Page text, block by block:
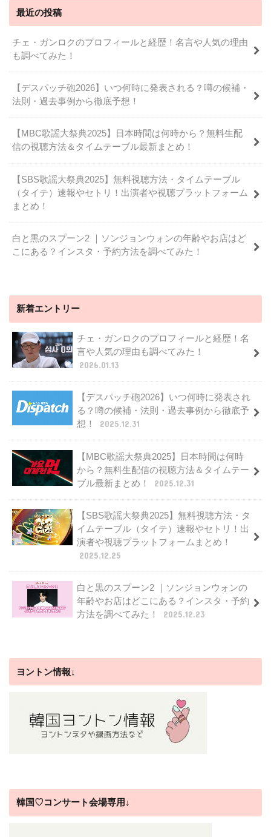
最近の投稿
チェ・ガンロクのプロフィールと経歴！名言や人気の理由
も調べてみた！
【デスパッチ砲2026】いつ何時に発表される？噂の候補・
法則・過去事例から徹底予想！
【MBC歌謡大祭典2025】日本時間は何時から？無料生配
信の視聴方法＆タイムテーブル最新まとめ！
【SBS歌謡大祭典2025】無料視聴方法・タイムテーブル
（タイテ）速報やセトリ！出演者や視聴プラットフォーム
まとめ！
白と黒のスプーン2 ｜ソンジョンウォンの年齢やお店はど
こにある？インスタ・予約方法を調べてみた！
新着エントリー
チェ・ガンロクのプロフィールと経歴！名
言や人気の理由も調べてみた！
2026.01.13
【デスパッチ砲2026】いつ何時に発表され
る？噂の候補・法則・過去事例から徹底予
想！
2025.12.31
【MBC歌謡大祭典2025】日本時間は何時
から？無料生配信の視聴方法＆タイムテー
ブル最新まとめ！
2025.12.31
【SBS歌謡大祭典2025】無料視聴方法・タ
イムテーブル（タイテ）速報やセトリ！出
演者や視聴プラットフォームまとめ！
2025.12.25
白と黒のスプーン2 ｜ソンジョンウォンの
年齢やお店はどこにある？インスタ・予約
方法を調べてみた！
2025.12.23
ヨントン情報↓
韓国♡コンサート会場専用↓